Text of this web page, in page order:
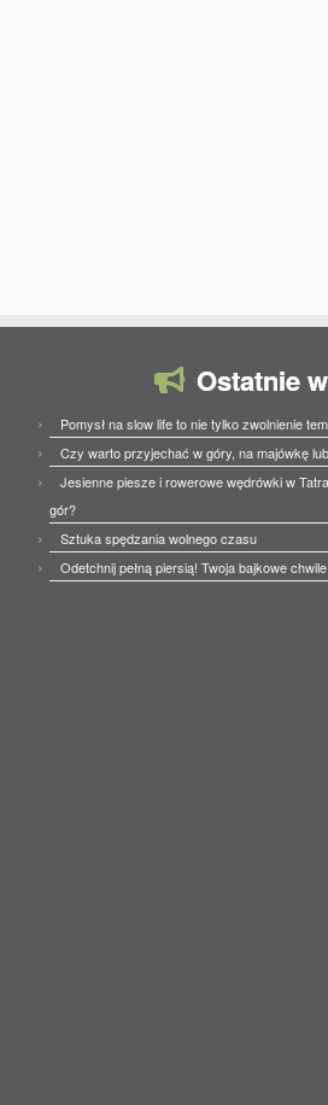
Ostatnie
Pomysł na slow life to nie tylko zwolnienie
Czy warto przyjechać w góry, na majówkę
Jesienne piesze i rowerowe wędrówki w
gór?
Sztuka spędzania wolnego czasu
Odetchnij pełną piersią! Twoja bajkowe